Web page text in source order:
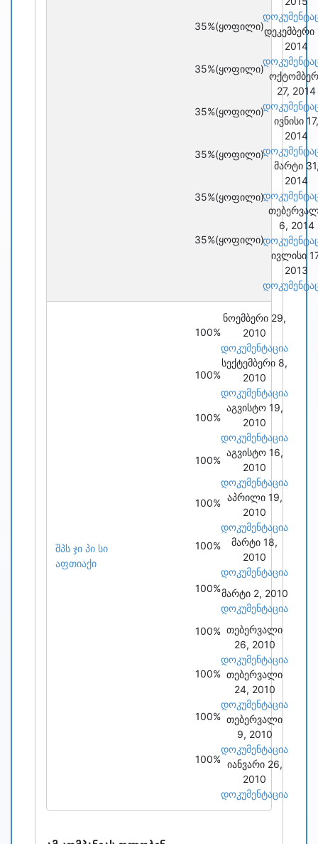
35%(ყოფილი)
35%(ყოფილი)
35%(ყოფილი)
35%(ყოფილი)
35%(ყოფილი)
35%(ყოფილი)
დეკემბერი
2014
27, 2014
ივნისი 17,
2014
მარტი
2014
6, 2014
ივლისი
2013
შპს ჯი პი სი
აფთიაქი
100%
100%
100%
100%
100%
100%
100%
100%
100%
100%
100%
ნოემბერი 29,
2010
დოკუმენტაცია
სექტემბერი 8,
2010
დოკუმენტაცია
აგვისტო 19,
2010
დოკუმენტაცია
აგვისტო 16,
2010
დოკუმენტაცია
აპრილი 19,
2010
დოკუმენტაცია
მარტი 18,
2010
დოკუმენტაცია
მარტი 2, 2010
დოკუმენტაცია
თებერვალი
26, 2010
დოკუმენტაცია
თებერვალი
24, 2010
დოკუმენტაცია
თებერვალი
9, 2010
დოკუმენტაცია
იანვარი 26,
2010
დოკუმენტაცია